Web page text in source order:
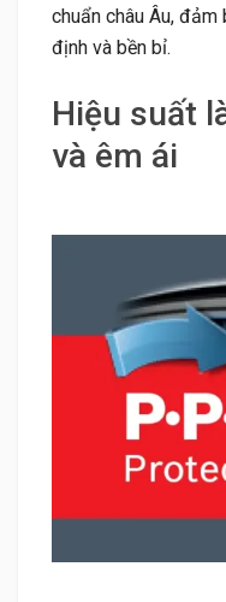
chuẩn châu Âu,
định và bền bỉ.
Hiệu suất
và êm ái